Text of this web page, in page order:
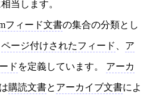
当します。
フィード文書の集合の分類とし
ページ付けされたフィード ア
ド を定義しています。 アーカ
は購読文書と アーカイブ文書によ